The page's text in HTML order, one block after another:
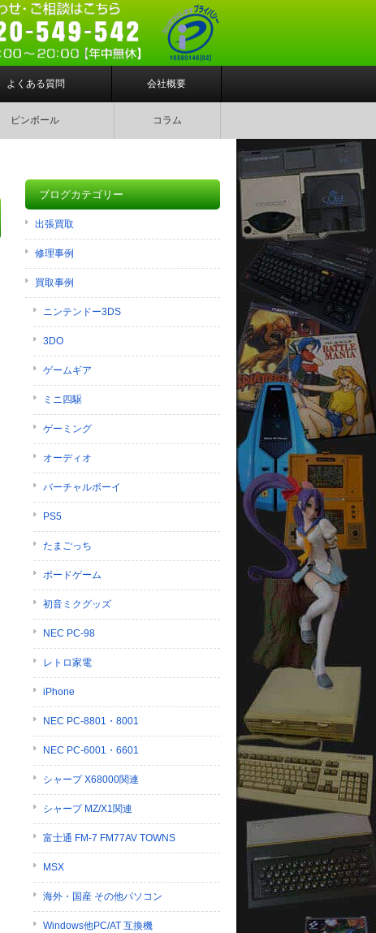
よくある質問 会社概要
ピンボール コラム
ブログカテゴリー
出張買取
修理事例
買取事例
ニンテンドー3DS
3DO
ゲームギア
ミニ四駆
ゲーミング
オーディオ
バーチャルボーイ
PS5
たまごっち
ボードゲーム
初音ミクグッズ
NEC PC-98
レトロ家電
iPhone
NEC PC-8801・8001
NEC PC-6001・6601
シャープ X68000関連
シャープ MZ/X1関連
富士通 FM-7 FM77AV TOWNS
MSX
海外・国産 その他パソコン
Windows他PC/AT 互換機